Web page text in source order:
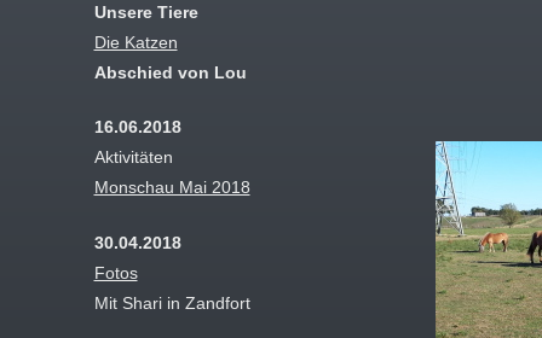
Unsere Tiere
Die Katzen
Abschied von Lou
16.06.2018
Aktivitäten
Monschau Mai 2018
30.04.2018
Fotos
Mit Shari in Zandfort